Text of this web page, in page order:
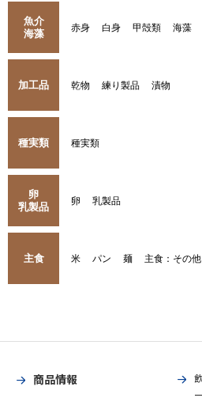
魚介
海藻
赤身 白身 甲殻類 海藻
加工品 乾物 練り製品 漬物
種実類 種実類
卵
乳製品
卵 乳製品
主食 米 パン 麺 主食：その他
商品情報